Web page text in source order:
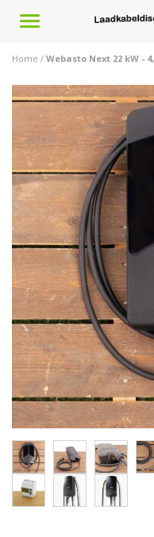
Toggle
Home / Webasto Next 22 kW -